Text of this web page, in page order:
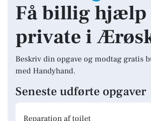
Få billig hjælp
private i
Beskriv din opgave og modtag gratis
med Handyhand.
Seneste udførte opgaver
Reparation af toilet